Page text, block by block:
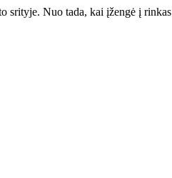
Nuo tada, kai įžengė į